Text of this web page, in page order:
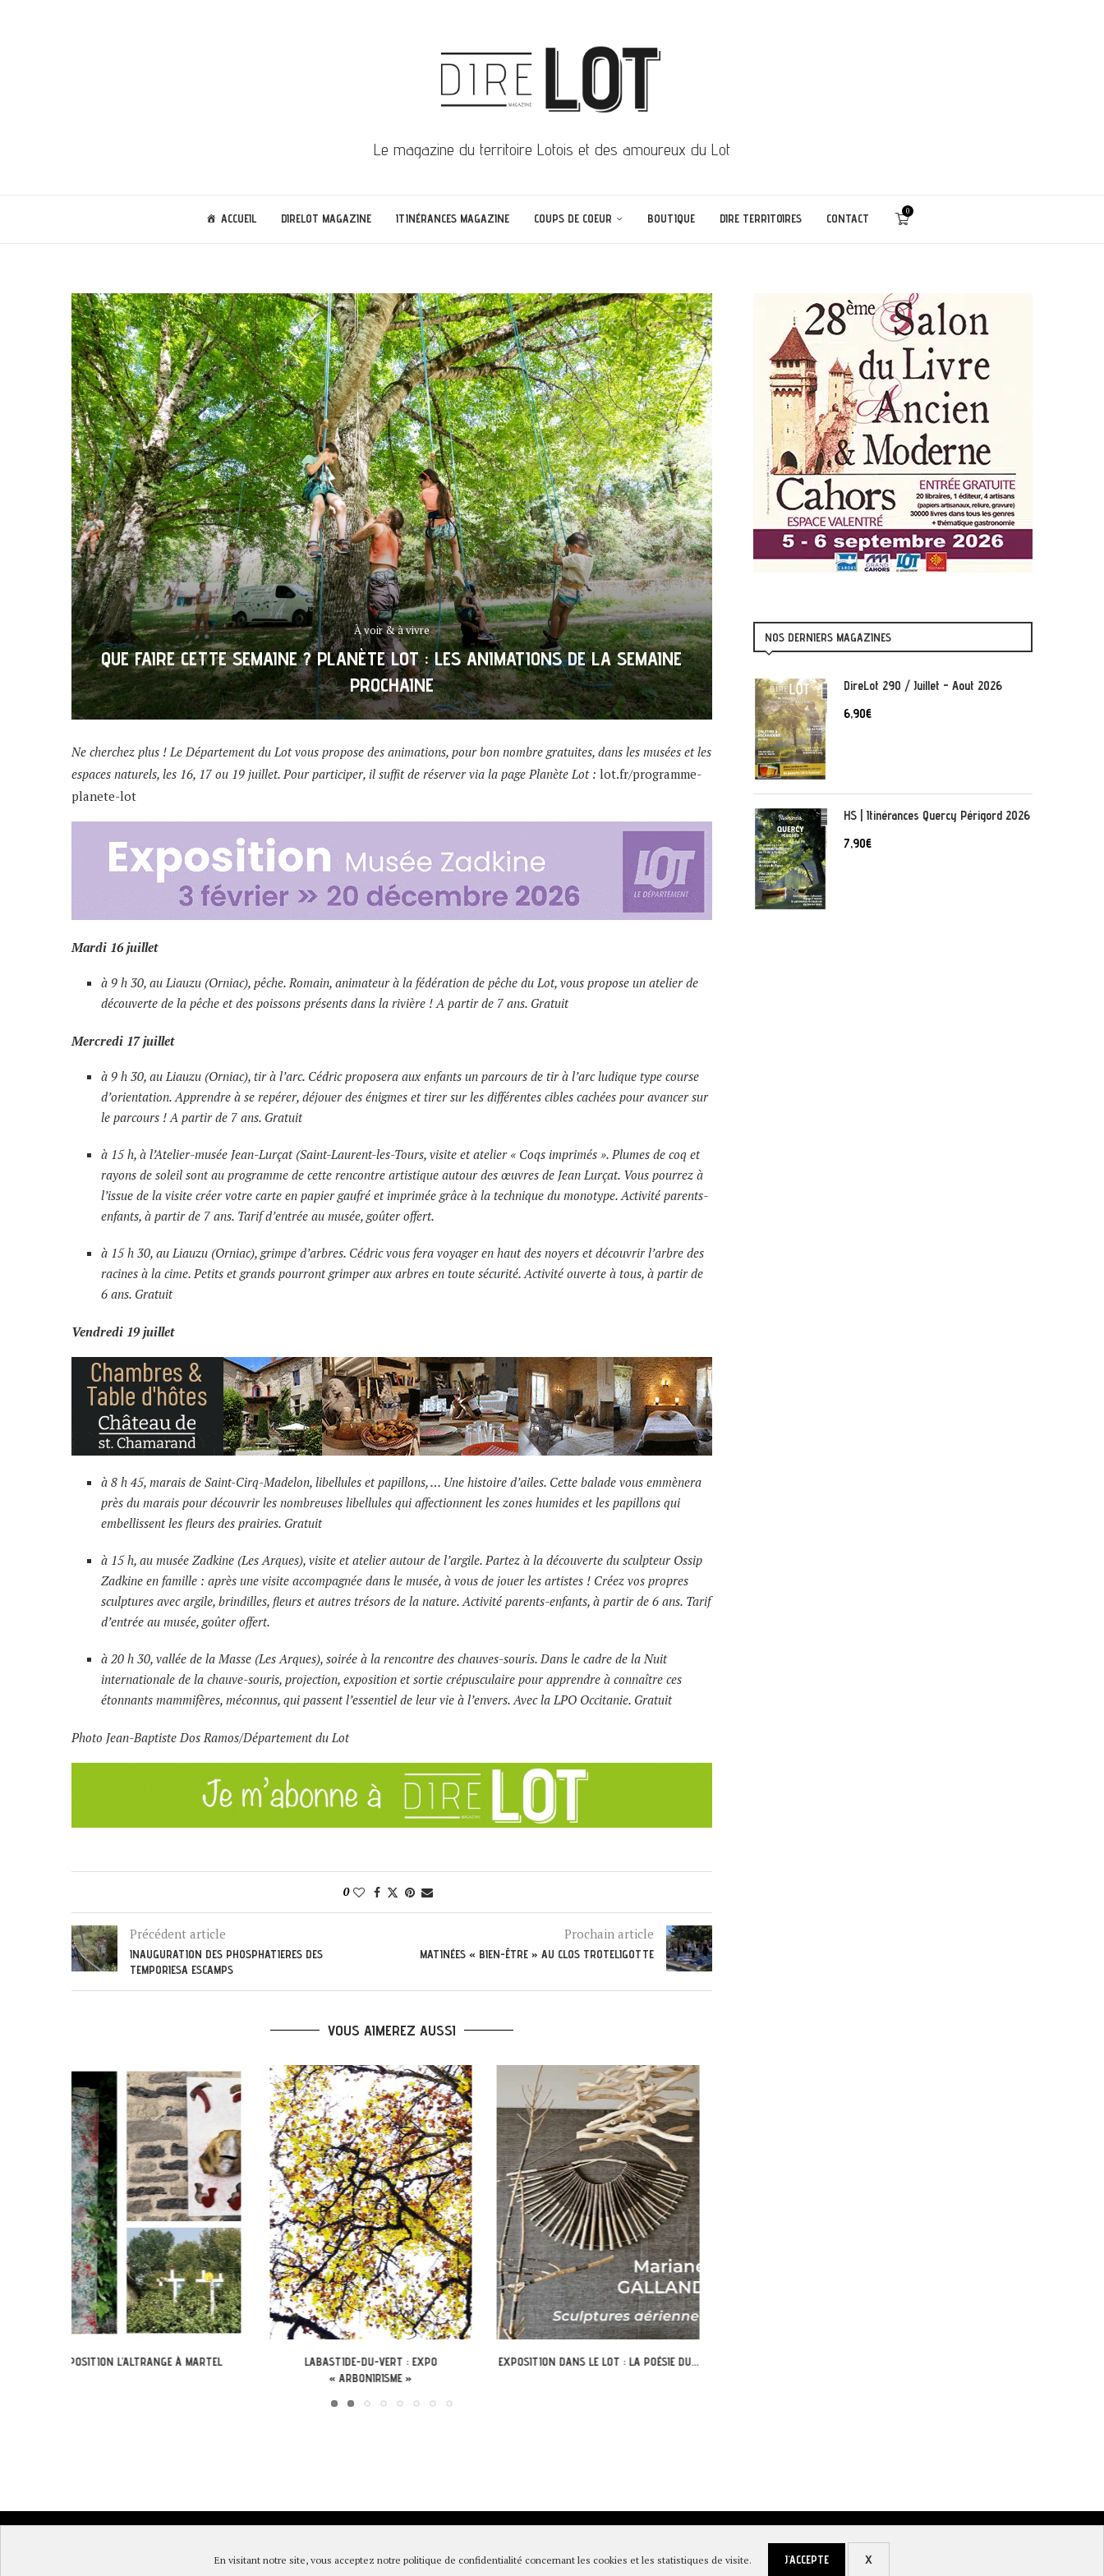
En visitant notre site, vous acceptez notre politique de confidentialité concernant les cookies et les statistiques de visite. J'ACCEPTE X
Le magazine du territoire Lotois et des amoureux du Lot
ACCUEIL DIRELOT MAGAZINE ITINÉRANCES MAGAZINE COUPS DE COEUR BOUTIQUE DIRE TERRITOIRES CONTACT
0
À voir & à vivre
QUE FAIRE CETTE SEMAINE ? PLANÈTE LOT : LES ANIMATIONS DE LA SEMAINE
PROCHAINE
Ne cherchez plus ! Le Département du Lot vous propose des animations, pour bon nombre gratuites, dans les musées et les
espaces naturels, les 16, 17 ou 19 juillet. Pour participer, il suffit de réserver via la page Planète Lot : lot.fr/programme-
planete-lot
Mardi 16 juillet
à 9 h 30, au Liauzu (Orniac), pêche. Romain, animateur à la fédération de pêche du Lot, vous propose un atelier de
découverte de la pêche et des poissons présents dans la rivière ! A partir de 7 ans. Gratuit
Mercredi 17 juillet
à 9 h 30, au Liauzu (Orniac), tir à l’arc. Cédric proposera aux enfants un parcours de tir à l’arc ludique type course
d’orientation. Apprendre à se repérer, déjouer des énigmes et tirer sur les différentes cibles cachées pour avancer sur
le parcours ! A partir de 7 ans. Gratuit
à 15 h, à l’Atelier-musée Jean-Lurçat (Saint-Laurent-les-Tours, visite et atelier « Coqs imprimés ». Plumes de coq et
rayons de soleil sont au programme de cette rencontre artistique autour des œuvres de Jean Lurçat. Vous pourrez à
l’issue de la visite créer votre carte en papier gaufré et imprimée grâce à la technique du monotype. Activité parents-
enfants, à partir de 7 ans. Tarif d’entrée au musée, goûter offert.
à 15 h 30, au Liauzu (Orniac), grimpe d’arbres. Cédric vous fera voyager en haut des noyers et découvrir l’arbre des
racines à la cime. Petits et grands pourront grimper aux arbres en toute sécurité. Activité ouverte à tous, à partir de
6 ans. Gratuit
Vendredi 19 juillet
à 8 h 45, marais de Saint-Cirq-Madelon, libellules et papillons, … Une histoire d’ailes. Cette balade vous emmènera
près du marais pour découvrir les nombreuses libellules qui affectionnent les zones humides et les papillons qui
embellissent les fleurs des prairies. Gratuit
à 15 h, au musée Zadkine (Les Arques), visite et atelier autour de l’argile. Partez à la découverte du sculpteur Ossip
Zadkine en famille : après une visite accompagnée dans le musée, à vous de jouer les artistes ! Créez vos propres
sculptures avec argile, brindilles, fleurs et autres trésors de la nature. Activité parents-enfants, à partir de 6 ans. Tarif
d’entrée au musée, goûter offert.
à 20 h 30, vallée de la Masse (Les Arques), soirée à la rencontre des chauves-souris. Dans le cadre de la Nuit
internationale de la chauve-souris, projection, exposition et sortie crépusculaire pour apprendre à connaître ces
étonnants mammifères, méconnus, qui passent l’essentiel de leur vie à l’envers. Avec la LPO Occitanie. Gratuit
Photo Jean-Baptiste Dos Ramos/Département du Lot
0
Précédent article
INAUGURATION DES PHOSPHATIERES DES
TEMPORIESA ESCAMPS
Prochain article
MATINÉES « BIEN-ÊTRE » AU CLOS TROTELIGOTTE
VOUS AIMEREZ AUSSI
LABASTIDE-DU-VERT : EXPO
EXPOSITION DANS LE LOT : LA POÉSIE DU...
LÉOBARD – DÉCOUVREZ L’ABBAYE
NOS DERNIERS MAGAZINES
DireLot 290 / Juillet - Aout 2026
6,90€
HS | Itinérances Quercy Périgord 2026
7,90€